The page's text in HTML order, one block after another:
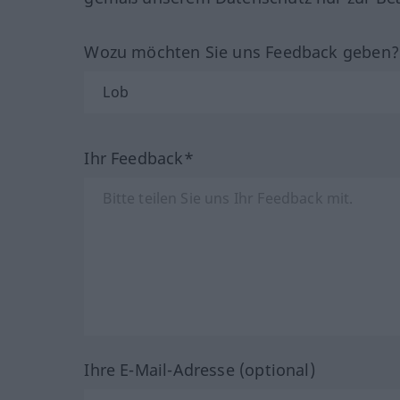
Wozu möchten Sie uns Feedback
Ihr Feedback*
Ihre E-Mail-Adresse (optional)